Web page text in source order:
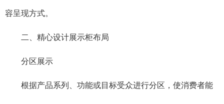
容呈现方式。
二、精心设计展示柜布局
分区展示
根据产品系列、功能或目标受众进行分区，使消费者能